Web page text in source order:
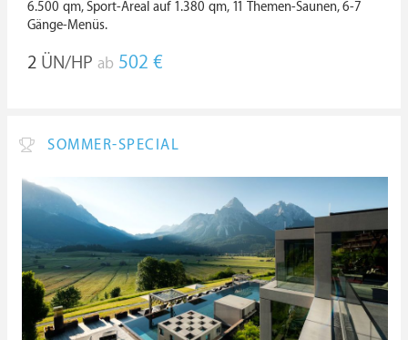
6.500 qm, Sport-Areal auf 1.380 qm, 11 Themen-Saunen, 6-7
Gänge-Menüs.
2 ÜN/HP ab 502 €
SOMMER-SPECIAL